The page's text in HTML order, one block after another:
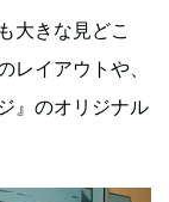
大きな見どこ
レイアウトや、
』のオリジナル